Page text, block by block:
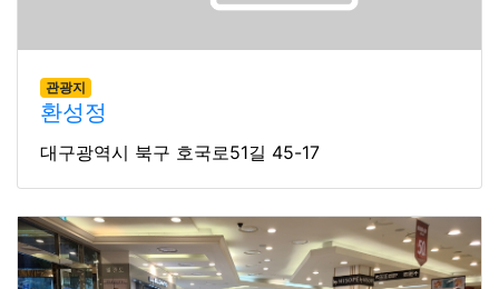
관광지
환성정
대구광역시 북구 호국로51길 45-17